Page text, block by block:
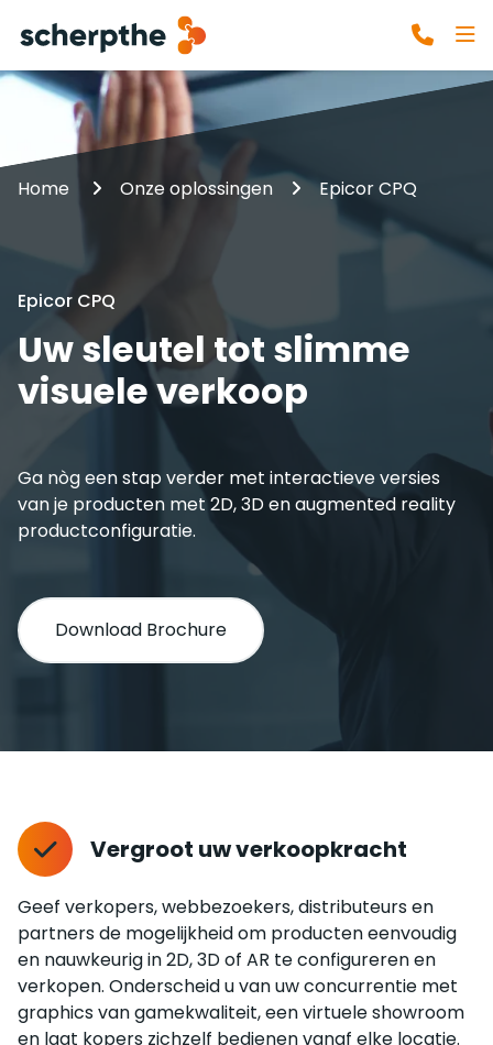
Home Onze oplossingen Epicor CPQ
Epicor CPQ
Uw sleutel tot slimme
visuele verkoop
Ga nòg een stap verder met interactieve versies
van je producten met 2D, 3D en augmented reality
productconfiguratie.
Download Brochure
Vergroot uw verkoopkracht
Geef verkopers, webbezoekers, distributeurs en
partners de mogelijkheid om producten eenvoudig
en nauwkeurig in 2D, 3D of AR te configureren en
verkopen. Onderscheid u van uw concurrentie met
graphics van gamekwaliteit, een virtuele showroom
en laat kopers zichzelf bedienen vanaf elke locatie.